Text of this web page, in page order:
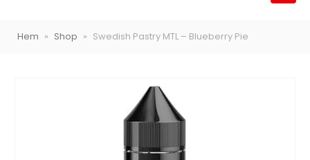
Hem » Shop » Swedish Pastry MTL – Blueberry Pie
Vapes, e-cigg & vitsnus
Populära engångsvapes Hjälp mig välja